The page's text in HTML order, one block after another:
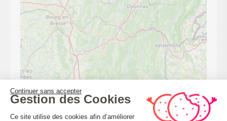
Continuer sans accepter
Gestion des Cookies
Plateforme de Gestion du
Ce site utilise des cookies afin d’améliorer